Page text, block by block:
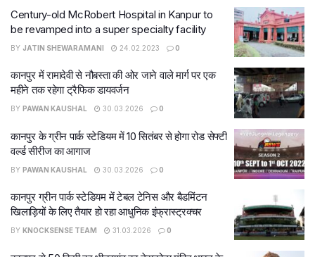
Century-old McRobert Hospital in Kanpur to
be revamped into a super specialty facility
BY JATIN SHEWARAMANI 24.02.2023 0
कानपुर में रामादेवी से नौबस्ता की ओर जाने वाले मार्ग पर एक
महीने तक रहेगा ट्रैफिक डायवर्जन
BY PAWAN KAUSHAL 30.03.2026 0
कानपुर के ग्रीन पार्क स्टेडियम में 10 सितंबर से होगा रोड सेफ्टी
वर्ल्ड सीरीज का आगाज
BY PAWAN KAUSHAL 30.03.2026 0
कानपुर ग्रीन पार्क स्टेडियम में टेबल टेनिस और बैडमिंटन
खिलाड़ियों के लिए तैयार हो रहा आधुनिक इंफ्रास्ट्रक्चर
BY KNOCKSENSE TEAM 31.03.2026 0